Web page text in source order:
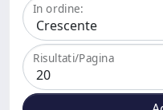
In ordine:
Risultati/Pagina